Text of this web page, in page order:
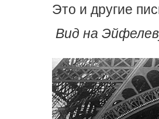
Это и другие
Вид на